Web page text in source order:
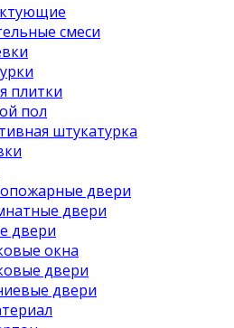
смеси
плитки
пол
штукатурка
двери
двери
двери
окна
двери
двери